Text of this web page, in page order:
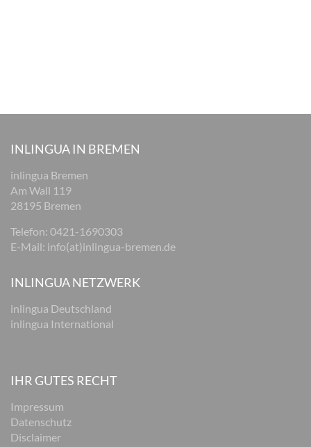
INLINGUA IN BREMEN
inlingua Bremen
Am Wall 119
28195 Bremen
Telefon: 0421-1690303
E-Mail: info(at)inlingua-bremen.de
INLINGUA NETZWERK
inlingua Deutschland
inlingua International
IHR GUTES RECHT
Impressum
Datenschutz
Disclaimer